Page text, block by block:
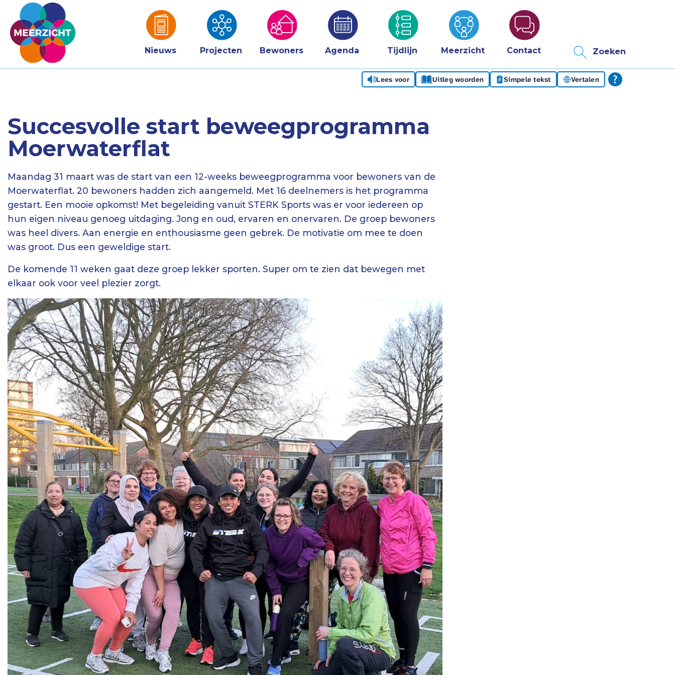
Nieuws Projecten Bewoners Agenda Tijdlijn Meerzicht Contact Zoeken
Lees voor Uitleg woorden Simpele tekst Vertalen
Succesvolle start beweegprogramma
Moerwaterflat
Maandag 31 maart was de start van een 12-weeks beweegprogramma voor bewoners van de
Moerwaterflat. 20 bewoners hadden zich aangemeld. Met 16 deelnemers is het programma
gestart. Een mooie opkomst! Met begeleiding vanuit STERK Sports was er voor iedereen op
hun eigen niveau genoeg uitdaging. Jong en oud, ervaren en onervaren. De groep bewoners
was heel divers. Aan energie en enthousiasme geen gebrek. De motivatie om mee te doen
was groot. Dus een geweldige start.
De komende 11 weken gaat deze groep lekker sporten. Super om te zien dat bewegen met
elkaar ook voor veel plezier zorgt.